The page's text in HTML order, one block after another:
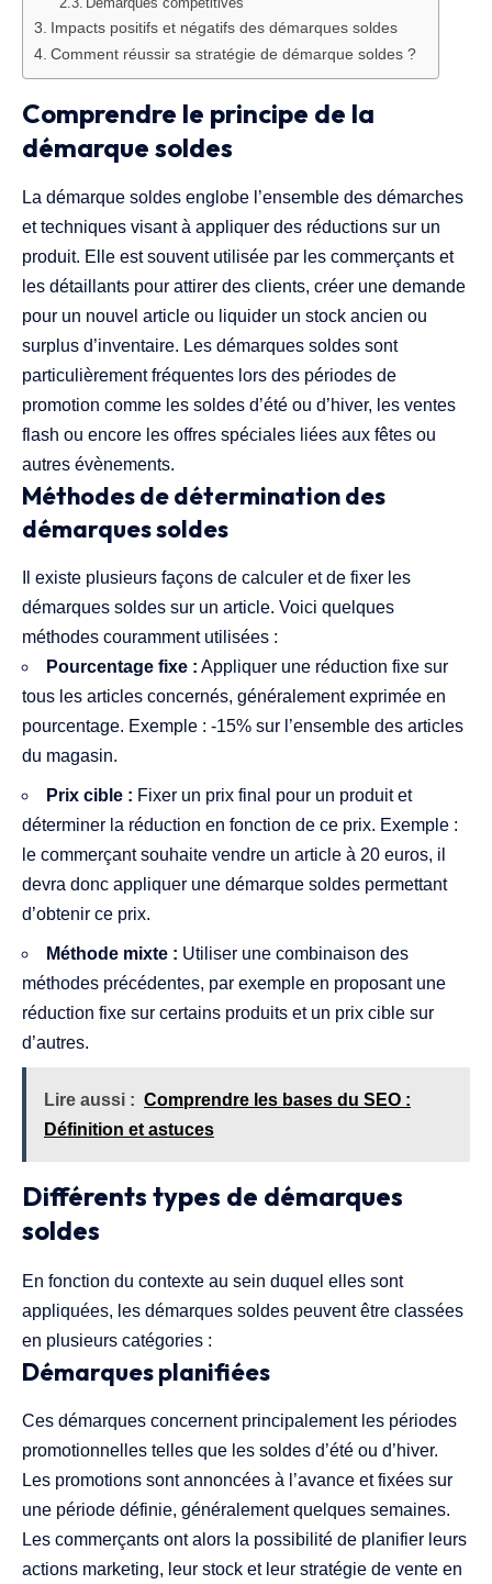
Impacts positifs et négatifs des démarques soldes
Comment réussir sa stratégie de démarque soldes ?
Comprendre le principe de la
démarque soldes
La démarque soldes englobe l’ensemble des démarches
et techniques visant à appliquer des réductions sur un
produit. Elle est souvent utilisée par les commerçants et
les détaillants pour attirer des clients, créer une demande
pour un nouvel article ou liquider un stock ancien ou
surplus d’inventaire. Les démarques soldes sont
particulièrement fréquentes lors des périodes de
promotion comme les soldes d’été ou d’hiver, les ventes
flash ou encore les offres spéciales liées aux fêtes ou
autres évènements.
Méthodes de détermination des
démarques soldes
Il existe plusieurs façons de calculer et de fixer les
démarques soldes sur un article. Voici quelques
méthodes couramment utilisées :
Pourcentage fixe : Appliquer une réduction fixe sur
tous les articles concernés, généralement exprimée en
pourcentage. Exemple : -15% sur l’ensemble des articles
du magasin.
Prix cible : Fixer un prix final pour un produit et
déterminer la réduction en fonction de ce prix. Exemple :
le commerçant souhaite vendre un article à 20 euros, il
devra donc appliquer une démarque soldes permettant
d’obtenir ce prix.
Méthode mixte : Utiliser une combinaison des
méthodes précédentes, par exemple en proposant une
réduction fixe sur certains produits et un prix cible sur
d’autres.
Lire aussi : Comprendre les bases du SEO :
Définition et astuces
Différents types de démarques
soldes
En fonction du contexte au sein duquel elles sont
appliquées, les démarques soldes peuvent être classées
en plusieurs catégories :
Démarques planifiées
Ces démarques concernent principalement les périodes
promotionnelles telles que les soldes d’été ou d’hiver.
Les promotions sont annoncées à l’avance et fixées sur
une période définie, généralement quelques semaines.
Les commerçants ont alors la possibilité de planifier leurs
actions marketing, leur stock et leur stratégie de vente en